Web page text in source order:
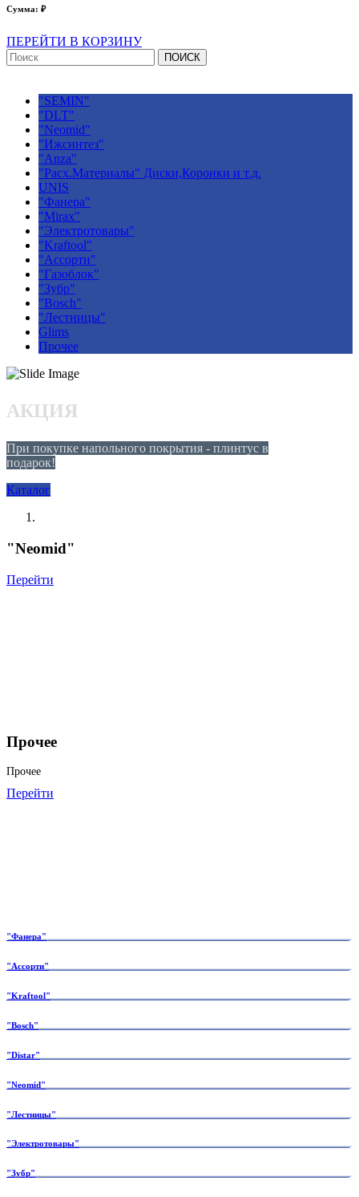
Сумма: ₽
ПЕРЕЙТИ В КОРЗИНУ
ПОИСК
"SEMIN"
"DLT"
"Neomid"
"Ижсинтез"
"Anza"
"Расх.Материалы" Диски,Коронки и т.д.
UNIS
"Фанера"
"Mirax"
"Электротовары"
"Kraftool"
"Ассорти"
"Газоблок"
"Зубр"
"Bosch"
"Лестницы"
Glims
Прочее
АКЦИЯ
При покупке напольного покрытия - плинтус в
подарок!
Каталог
"Neomid"
Перейти
Прочее
Прочее
Перейти
"Фанера"
"Ассорти"
"Kraftool"
"Bosch"
"Distar"
"Neomid"
"Лестницы"
"Электротовары"
"Зубр"